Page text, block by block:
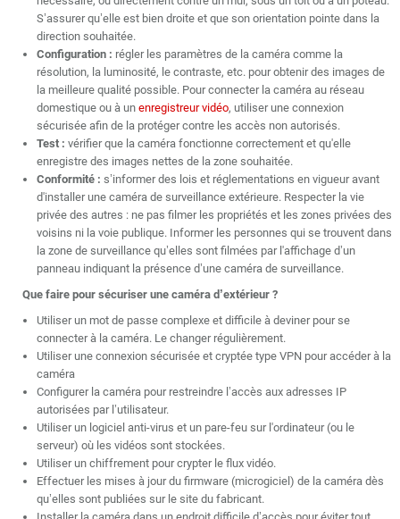
S’assurer qu’elle est bien droite et que son orientation pointe dans la
direction souhaitée.
Configuration : régler les paramètres de la caméra comme la
résolution, la luminosité, le contraste, etc. pour obtenir des images de
la meilleure qualité possible. Pour connecter la caméra au réseau
domestique ou à un enregistreur vidéo, utiliser une connexion
sécurisée afin de la protéger contre les accès non autorisés.
Test : vérifier que la caméra fonctionne correctement et qu'elle
enregistre des images nettes de la zone souhaitée.
Conformité : s’informer des lois et réglementations en vigueur avant
d'installer une caméra de surveillance extérieure. Respecter la vie
privée des autres : ne pas filmer les propriétés et les zones privées des
voisins ni la voie publique. Informer les personnes qui se trouvent dans
la zone de surveillance qu’elles sont filmées par l'affichage d’un
panneau indiquant la présence d’une caméra de surveillance.
Que faire pour sécuriser une caméra d’extérieur ?
Utiliser un mot de passe complexe et difficile à deviner pour se
connecter à la caméra. Le changer régulièrement.
Utiliser une connexion sécurisée et cryptée type VPN pour accéder à la
caméra
Configurer la caméra pour restreindre l’accès aux adresses IP
autorisées par l’utilisateur.
Utiliser un logiciel anti-virus et un pare-feu sur l'ordinateur (ou le
serveur) où les vidéos sont stockées.
Utiliser un chiffrement pour crypter le flux vidéo.
Effectuer les mises à jour du firmware (microgiciel) de la caméra dès
qu’elles sont publiées sur le site du fabricant.